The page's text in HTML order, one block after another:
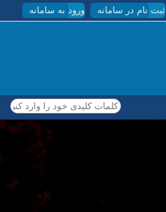
ثبت نام در سامانه ورود به سامانه
کلمات کلیدی خود را وارد کنید